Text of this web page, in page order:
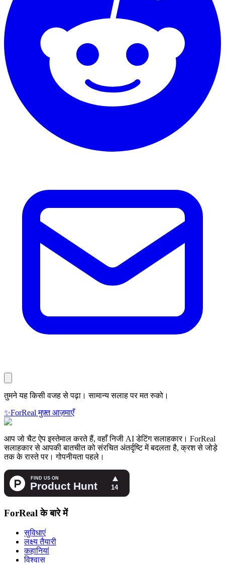
तुमने यह किसी वजह से पढ़ा। सामान्य सलाह पर मत रुको।
✨ForReal मुफ़्त आज़माएँ
आप जो चैट ऐप इस्तेमाल करते हैं, वहाँ निजी AI डेटिंग सलाहकार। ForReal
सलाहकार से आपकी बातचीत को संरचित अंतर्दृष्टि में बदलता है, क्रश से जोड़े
तक के रास्ते पर। गोपनीयता पहले।
ForReal के बारे में
सुविधाएं
लक्ष्य तैयारी
कहानियां
विश्वास